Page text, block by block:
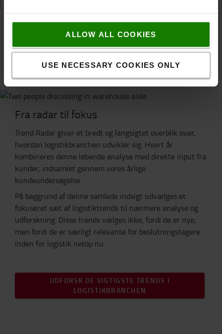
ALLOW ALL COOKIES
USE NECESSARY COOKIES ONLY
Fra radar til fokus
Trend Radar giver et bredt og langsigtet overblik over,
hvordan logistikbranchen udvikler sig. Hvert år
kombineres denne løbende analyse med direkte input fra
kunder, indsamlet gennem vores årlige
kundeundersøgelse.
På baggrund af denne samlede indsigt udvælges et
fokuseret sæt af logistiktrends til nærmere analyse og
udforskning. Disse trends vælges ikke, fordi de er nye,
men fordi de er særligt relevante for beslutningstagere
inden for logistik netop nu.
UDFORSK DE VIGTIGSTE TRENDS I
LOGISTIKBRANCHEN